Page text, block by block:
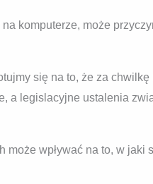
komputerze, może
się na to, że za chwilkę
a legislacyjne ustalenia
może wpływać na to, w jaki